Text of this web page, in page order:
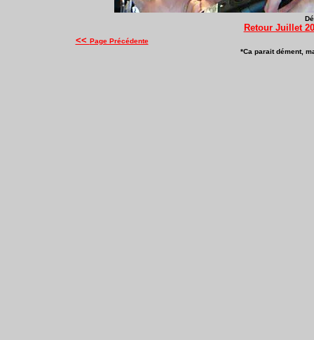
Retour Juillet
<< Page Précédente
*Ca parait dément,